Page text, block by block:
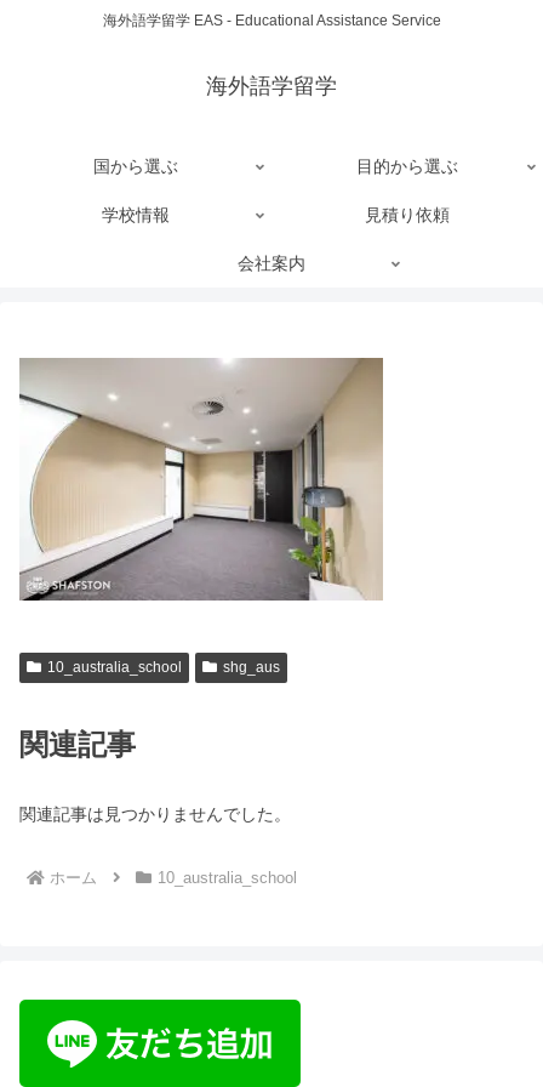
海外語学留学 EAS - Educational Assistance Service
海外語学留学
国から選ぶ 目的から選ぶ
学校情報 見積り依頼
会社案内
10_australia_school shg_aus
関連記事
関連記事は見つかりませんでした。
ホーム 10_australia_school